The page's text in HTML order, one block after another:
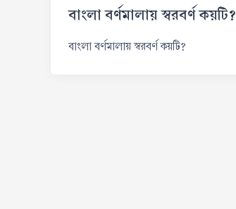
বাংলা বর্ণমালায় স্বরবর্ণ কয়টি?
বাংলা বর্ণমালায় স্বরবর্ণ কয়টি?